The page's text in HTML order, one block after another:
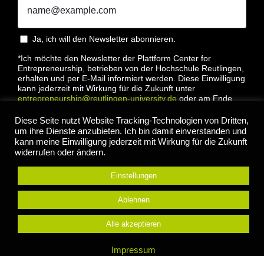
Ja, ich will den Newsletter abonnieren.
*Ich möchte den Newsletter der Plattform Center for
Entrepreneurship, betrieben von der Hochschule Reutlingen,
erhalten und per E-Mail informiert werden. Diese Einwilligung
kann jederzeit mit Wirkung für die Zukunft unter
entrepreneurship@reutlingen-university.deoder am Ende
Datenschutzbestimmung
Anmelden
© 2022 Center for Entrepreneurship Hochschule
Diese Seite nutzt Website Tracking-Technologien von Dritten,
um ihre Dienste anzubieten. Ich bin damit einverstanden und
kann meine Einwilligung jederzeit mit Wirkung für die Zukunft
widerrufen oder ändern.
Einstellungen
Ablehnen
Alle akzeptieren
Impressum